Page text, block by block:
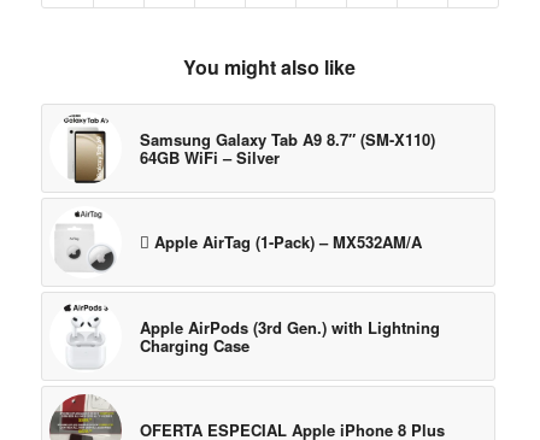
You might also like
Samsung Galaxy Tab A9 8.7″ (SM-X110)
64GB WiFi – Silver
 Apple AirTag (1-Pack) – MX532AM/A
Apple AirPods (3rd Gen.) with Lightning
Charging Case
OFERTA ESPECIAL Apple iPhone 8 Plus